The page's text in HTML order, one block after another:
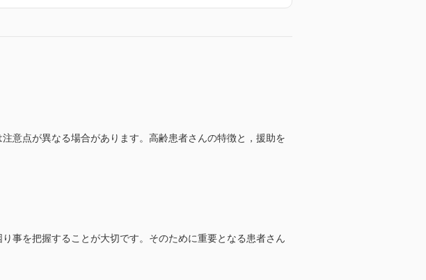
意点が異なる場合があります。高齢患者さんの特徴と，援助を
事を把握することが大切です。そのために重要となる患者さん